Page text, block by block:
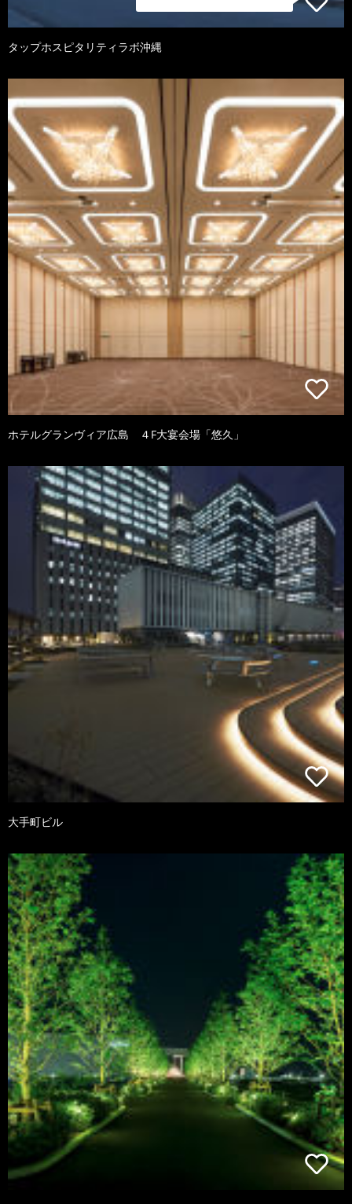
タップホスピタリティラボ沖縄
ホテルグランヴィア広島 ４F大宴会場「悠久」
大手町ビル